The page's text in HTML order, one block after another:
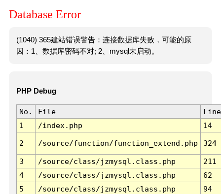
Database Error
(1040) 365建站错误警告：连接数据库失败，可能的原
因：1、数据库密码不对; 2、mysql未启动。
PHP Debug
No. File
Line
1
/index.php 14
2 /source/function/function_extend.php 324
3 /source/class/jzmysql.class.php
211
4
/source/class/jzmysql.class.php
62
5
/source/class/jzmysql.class.php
94